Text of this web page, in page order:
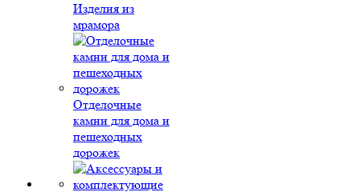
Изделия из
мрамора
Отделочные
камни для дома и
пешеходных
дорожек